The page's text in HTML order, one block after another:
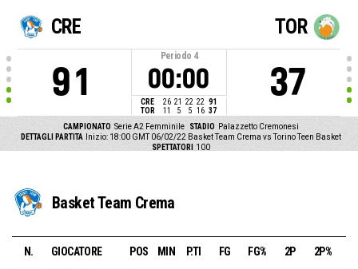
CRE
91
Periodo 4
00:00
CRE 26 21 22 22 91
TOR
11 5 5 16 37
TOR
37
CAMPIONATO Serie A2 Femminile STADIO
Palazzetto Cremonesi
DETTAGLI PARTITA
Inizio: 18:00 GMT 06/02/22 Basket Team Crema vs Torino Teen Basket
SPETTATORI
100
Basket Team Crema
N. GIOCATORE POS MIN P.TI FG FG% 2P 2P%